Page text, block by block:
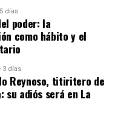
días
poder: la
como hábito y el
3 días
Reynoso, titiritero de
su adiós será en La